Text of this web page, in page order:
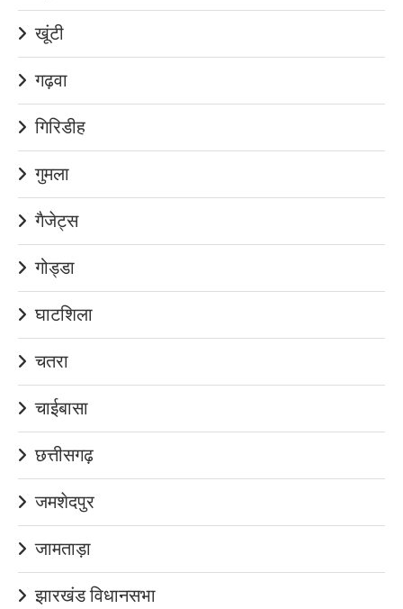
खूंटी
गढ़वा
गिरिडीह
गुमला
गैजेट्स
गोड्डा
घाटशिला
चतरा
चाईबासा
छत्तीसगढ़
जमशेदपुर
जामताड़ा
झारखंड विधानसभा